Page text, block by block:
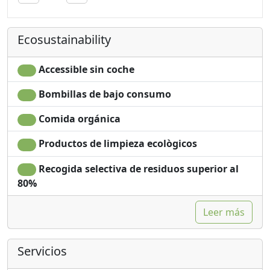
Ecosustainability
Accessible sin coche
Bombillas de bajo consumo
Comida orgánica
Productos de limpieza ecològicos
Recogida selectiva de residuos superior al
80%
Leer más
Servicios